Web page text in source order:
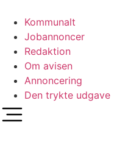
indhold
Kommunalt
Jobannoncer
Redaktion
Om avisen
Annoncering
Den trykte udgave